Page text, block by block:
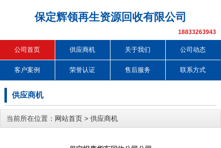
保定辉领再生资源回收有限公司
18833263943
公司首页 供应商机 关于我们 公司动态
客户案例 荣誉认证 售后服务 联系方式
供应商机
当前所在位置： 网站首页 > 供应商机